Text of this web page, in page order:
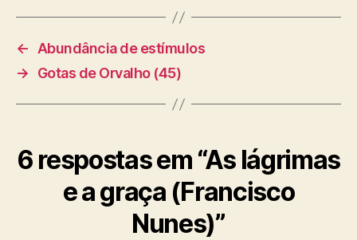
←
Abundância de estímulos
→
Gotas de Orvalho (45)
6 respostas em “As lágrimas
e a graça (Francisco
Nunes)”